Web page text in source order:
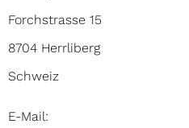
Forchstrasse 15
8704 Herrliberg
Schweiz
E-Mail: